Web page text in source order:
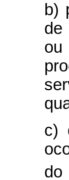
b)
de
c)
do